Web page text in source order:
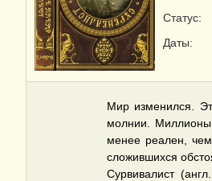
Статус:
Даты:
Мир изменился.
молнии. Миллионы,
менее реален,
сложившихся
Сурвивалист